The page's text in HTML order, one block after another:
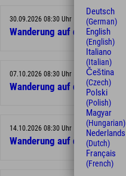
30.09.2026 08:30 Uhr
Wanderung auf den Hamberg
07.10.2026 08:30 Uhr
Wanderung auf den Hamberg
14.10.2026 08:30 Uhr
Wanderung auf den Hamberg
Deutsch
(German)
English
(English)
Italiano
(Italian)
Čeština
(Czech)
Polski
(Polish)
Magyar
(Hungarian)
Nederlands
(Dutch)
Français
(French)